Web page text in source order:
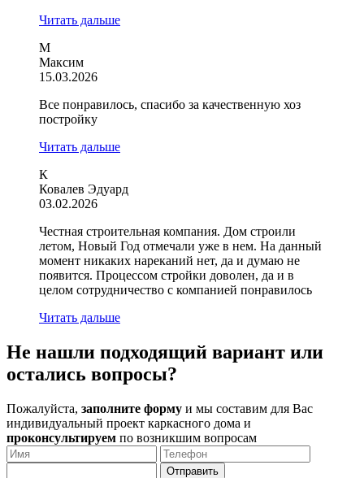
Читать дальше
М
Максим
15.03.2026
Все понравилось, спасибо за качественную хоз
постройку
Читать дальше
К
Ковалев Эдуард
03.02.2026
Честная строительная компания. Дом строили
летом, Новый Год отмечали уже в нем. На данный
момент никаких нареканий нет, да и думаю не
появится. Процессом стройки доволен, да и в
целом сотрудничество с компанией понравилось
Читать дальше
Не нашли подходящий вариант или
остались вопросы?
Пожалуйста, заполните форму и мы составим для Вас
индивидуальный проект каркасного дома и
проконсультируем по возникшим вопросам